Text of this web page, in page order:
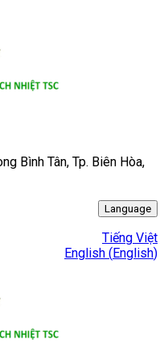
Bình Tân, Tp. Biên Hòa,
Language
Tiếng Việt
English (English)